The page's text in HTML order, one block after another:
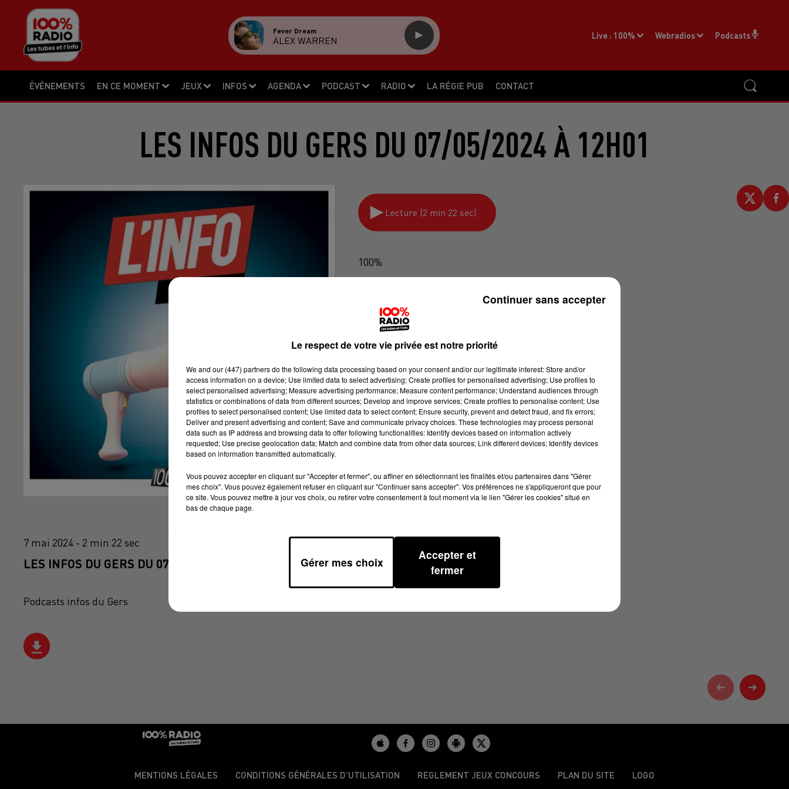
ÉVÉNEMENTS EN CE MOMENT JEUX INFOS AGENDA PODCAST RADIO LA RÉGIE PUB CONTACT
Live : 100% Webradios Podcasts
Fever Dream
ALEX WARREN
LES INFOS DU GERS DU 07/05/2024 À 12H01
Lecture (2 min 22 sec)
100%
7 mai 2024 - 2 min 22 sec
LES INFOS DU GERS DU 07/05/2024 À 12H01
Podcasts infos du Gers
MENTIONS LÉGALES CONDITIONS GÉNÉRALES D’UTILISATION REGLEMENT JEUX CONCOURS PLAN DU SITE LOGO
Le respect de votre vie privée est notre priorité
We and our (447) partnersdo the following data processing based on your consent and/or our legitimate interest: Store and/or
access information on a device; Use limited data to select advertising; Create profiles for personalised advertising; Use profiles to
select personalised advertising; Measure advertising performance; Measure content performance; Understand audiences through
statistics or combinations of data from different sources; Develop and improve services; Create profiles to personalise content; Use
profiles to select personalised content; Use limited data to select content; Ensure security, prevent and detect fraud, and fix errors;
Deliver and present advertising and content; Save and communicate privacy choices. These technologies may process personal
data such as IP address and browsing data to offer following functionalities: Identify devices based on information actively
requested; Use precise geolocation data; Match and combine data from other data sources; Link different devices; Identify devices
based on information transmitted automatically.
Vous pouvez accepter en cliquant sur "Accepter et fermer", ou affiner en sélectionnant les finalités et/ou partenaires dans "Gérer
mes choix". Vous pouvez également refuser en cliquant sur "Continuer sans accepter". Vos préférences ne s'appliqueront que pour
ce site. Vous pouvez mettre à jour vos choix, ou retirer votre consentement à tout moment via le lien "Gérer les cookies" situé en
bas de chaque page.
Gérer mes choix
Accepter et
fermer
Continuer sans accepter